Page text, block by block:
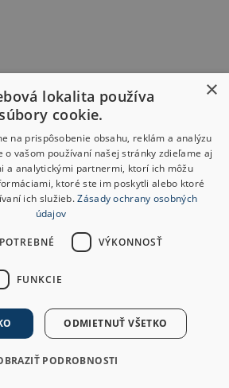
×
lokalita používa
cookie.
na prispôsobenie obsahu, reklám a analýzu
o vašom používaní našej stránky zdieľame aj
a analytickými partnermi, ktorí ich môžu
ktoré ste im poskytli alebo ktoré
ich služieb.Zásady ochrany osobných
údajov
VÝKONNOSŤ
FUNKCIE
ODMIETNUŤ VŠETKO
PODROBNOSTI